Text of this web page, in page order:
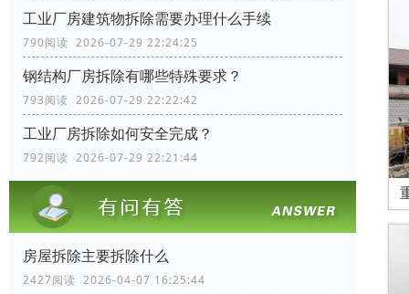
工业厂房建筑物拆除需要办理什么手续
790阅读 2026-07-29 22:24:25
钢结构厂房拆除有哪些特殊要求？
793阅读 2026-07-29 22:22:42
工业厂房拆除如何安全完成？
792阅读 2026-07-29 22:21:44
房屋拆除主要拆除什么
2427阅读 2026-04-07 16:25:44